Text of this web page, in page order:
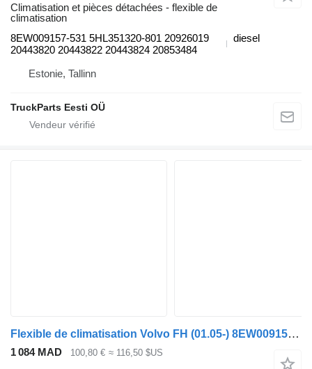
Climatisation et pièces détachées - flexible de
climatisation
8EW009157-531 5HL351320-801 20926019
20443820 20443822 20443824 20853484
diesel
Estonie, Tallinn
TruckParts Eesti OÜ
Flexible de climatisation Volvo FH (01.05-) 8EW009157-531 pour tracteur routier Volvo FH12, FH16, NH12, FH, VNL780 (1993-2014)
1 084 MAD 100,80 € ≈ 116,50 $US